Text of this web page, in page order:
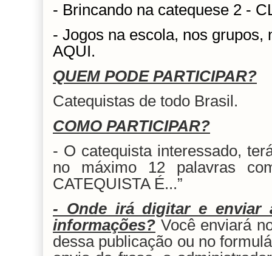
- Brincando na catequese 2 -
- Jogos na escola, nos grupos,
AQUI.
QUEM PODE PARTICIPAR?
Catequistas de todo Brasil.
COMO PARTICIPAR?
- O catequista interessado,
no máximo 12 palavras
CATEQUISTA É...”
- Onde irá digitar e enviar
informações? Você enviará
dessa publicação ou no